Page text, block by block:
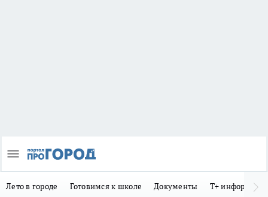
Лето в городе Готовимся к школе Документы Т+